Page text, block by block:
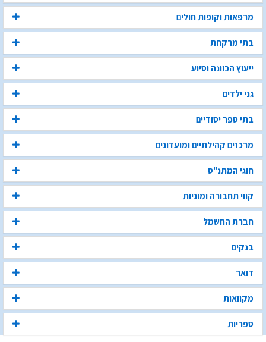
מרפאות וקופות חולים
בתי מרקחת
ייעוץ הכוונה וסיוע
גני ילדים
בתי ספר יסודיים
מרכזים קהילתיים ומועדונים
חוגי המתנ"ס
קווי תחבורה ומוניות
חברת החשמל
בנקים
דואר
מקוואות
ספריות